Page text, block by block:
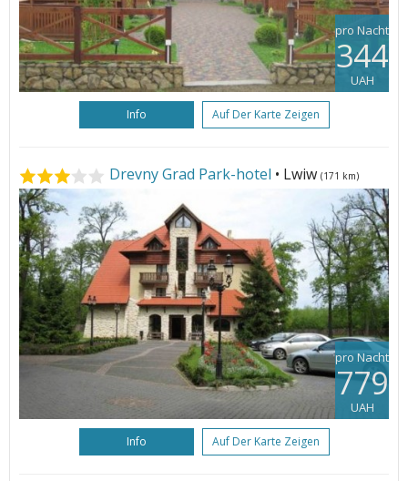
pro Nacht
344
UAH
Info Auf Der Karte Zeigen
Drevny Grad Park-hotel • Lwiw (171 km)
pro Nacht
779
UAH
Info Auf Der Karte Zeigen